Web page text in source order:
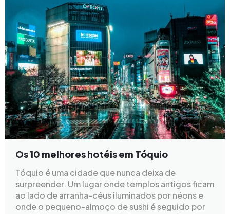
Os 10 melhores hotéis em Tóquio
Tóquio é uma cidade que nunca deixa de
surpreender. Um lugar onde templos antigos ficam
ao lado de arranha-céus iluminados por néons e
onde o pequeno-almoço de sushi é seguido por